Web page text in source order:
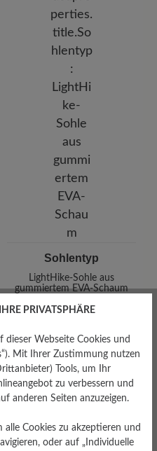
Sohlentyp
LightHike-Sohle aus
gummiertem EVA-Schaum
lesen
PRIVATSPHÄRE
dieser Webseite Cookies und
Mit Ihrer Zustimmung nutzen
Tools, um Ihr
zu verbessern und
anderen Seiten anzuzeigen.
alle Cookies zu akzeptieren und
oder auf „Individuelle